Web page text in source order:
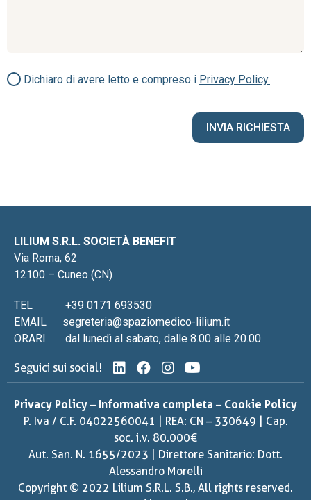
Dichiaro di avere letto e compreso i Privacy Policy.
LILIUM S.R.L. SOCIETÀ BENEFIT
Via Roma, 62
12100 – Cuneo (CN)
TEL
+39 0171 693530
EMAIL
segreteria@spaziomedico-lilium.it
ORARI
dal lunedì al sabato, dalle 8.00 alle 20.00
Seguici sui social!
Privacy Policy – Informativa completa – Cookie Policy
P. Iva / C.F. 04022560041 | REA: CN – 330649 | Cap.
soc. i.v. 80.000€
Aut. San. N. 1655/2023 | Direttore Sanitario: Dott.
Alessandro Morelli
Copyright © 2022 Lilium S.R.L. S.B., All rights reserved.